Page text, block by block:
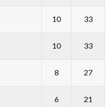
10 33
10 33
8 27
6 21